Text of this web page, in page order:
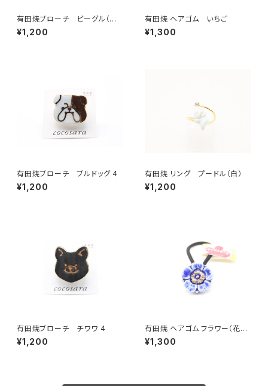
有田焼ブローチ ビーグル（ベ
ージュ×ゴールド）
¥1,200
有田焼 ヘアゴム いちご
¥1,300
有田焼ブローチ ブルドッグ 4
¥1,200
有田焼 リング プードル（白）
¥1,200
有田焼ブローチ チワワ 4
¥1,200
有田焼 ヘアゴム フラワー（花芯
金彩） ブルー
¥1,300